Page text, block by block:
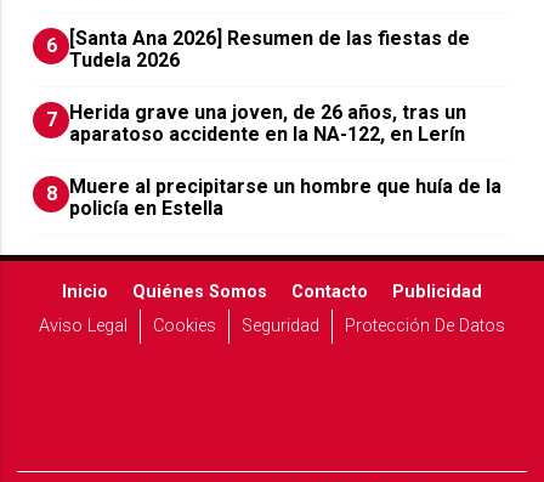
6
[Santa Ana 2026] Resumen de las fiestas de
Tudela 2026
7
Herida grave una joven, de 26 años, tras un
aparatoso accidente en la NA-122, en Lerín
8
Muere al precipitarse un hombre que huía de la
policía en Estella
Inicio Quiénes Somos Contacto
Publicidad
Aviso Legal
Cookies Seguridad Protección De Datos